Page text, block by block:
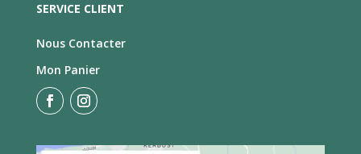
SERVICE CLIENT
Nous Contacter
Mon Panier